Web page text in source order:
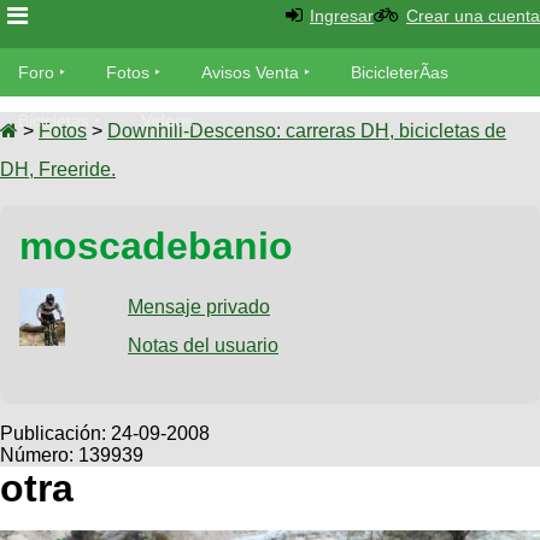
Foro
Foro
TÃ©cnica
Fotos
tu foto
Galeria
XC
Viajes
Descenso
SUBÃ
tu
Buscar
Ultimos
Fotos
BicicleterÃ­
as
Bicicletas
Tandem
Videos
Cicloturismo
Ingresar Crear una cuenta
Foro Fotos Avisos Venta BicicleterÃ­as
Bicicletas Videos
> Fotos > Downhill-Descenso: carreras DH, bicicletas de
DH, Freeride.
moscadebanio
Mensaje privado
Notas del usuario
Publicación: 24-09-2008
Número: 139939
otra